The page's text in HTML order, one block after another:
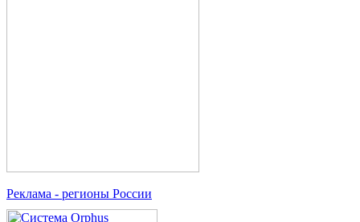
Реклама - регионы России